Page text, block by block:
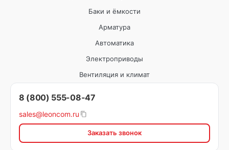
Баки и ёмкости
Арматура
Автоматика
Электроприводы
Вентиляция и климат
8 (800) 555-08-47
sales@leoncom.ru
Заказать звонок